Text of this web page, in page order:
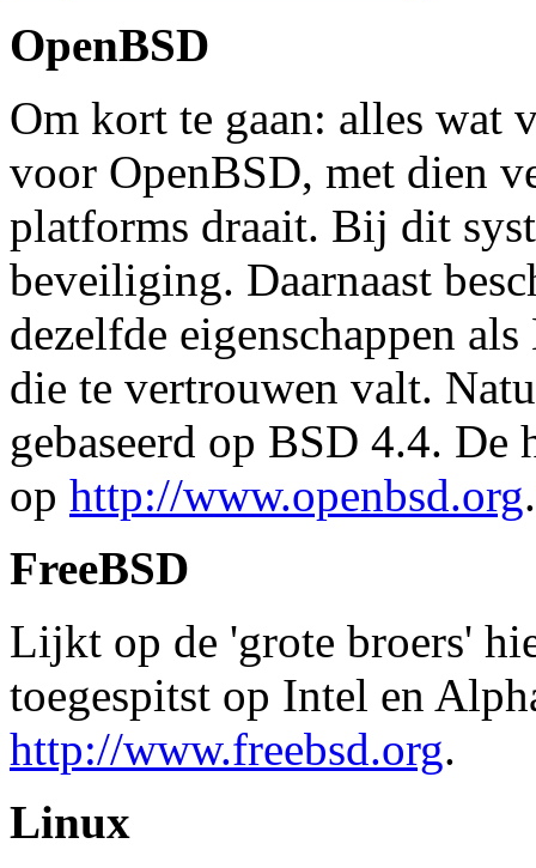
OpenBSD
Om kort te gaan: alles wat
voor OpenBSD, met dien
platforms draait. Bij dit
beveiliging. Daarnaast
dezelfde eigenschappen
die te vertrouwen valt.
gebaseerd op BSD 4.4.
op http://www.openbsd.org.
FreeBSD
Lijkt op de 'grote broers'
toegespitst op Intel en
http://www.freebsd.org.
Linux